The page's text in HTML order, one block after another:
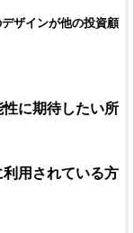
ザインが他の投資顧
に期待したい所
用されている方